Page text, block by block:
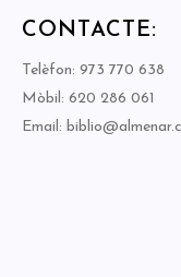
CONTACTE:
Telèfon: 973 770 638
Mòbil: 620 286 061
Email: